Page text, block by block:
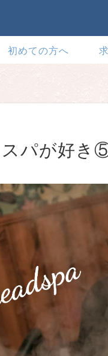
初めての方へ
パが好き